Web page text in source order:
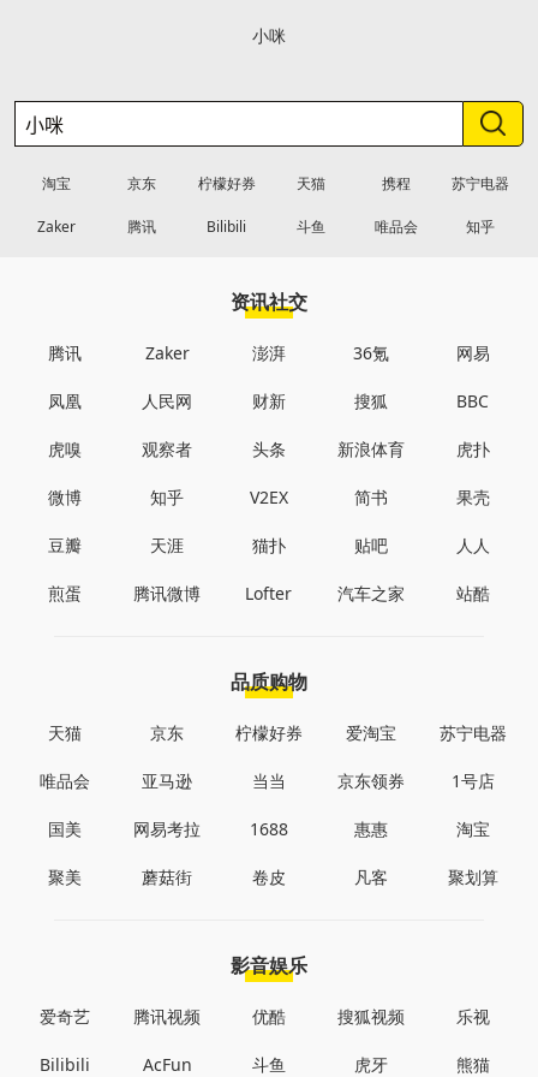
小咪
淘宝 京东 柠檬好券 天猫 携程 苏宁电器
Zaker 腾讯 Bilibili 斗鱼 唯品会 知乎
资讯社交
腾讯 Zaker 澎湃 36氪 网易
凤凰 人民网 财新 搜狐 BBC
虎嗅 观察者 头条 新浪体育 虎扑
微博 知乎 V2EX 简书 果壳
豆瓣 天涯 猫扑 贴吧 人人
煎蛋 腾讯微博 Lofter 汽车之家 站酷
品质购物
天猫 京东 柠檬好券 爱淘宝 苏宁电器
唯品会 亚马逊 当当 京东领券 1号店
国美 网易考拉 1688 惠惠 淘宝
聚美 蘑菇街 卷皮 凡客 聚划算
影音娱乐
爱奇艺 腾讯视频 优酷 搜狐视频 乐视
Bilibili AcFun 斗鱼 虎牙 熊猫